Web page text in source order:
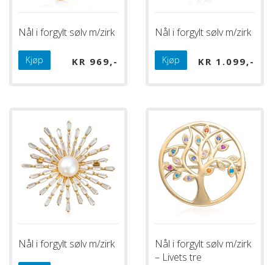
Nål i forgylt sølv m/zirk
KR 969
Kjøp
Nål i forgylt sølv m/zirk
KR 1.099
Kjøp
Nål i forgylt sølv m/zirk
Nål i forgylt sølv m/zirk
– Livets tre